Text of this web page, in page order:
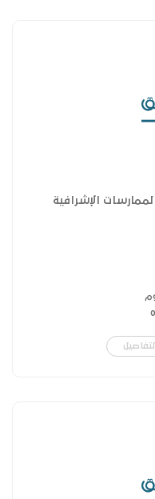
الإشرافية
التفاصيل